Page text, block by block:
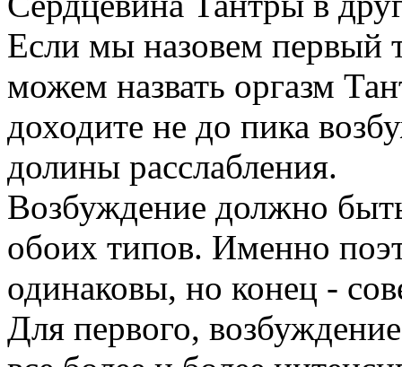
Если мы назовем первый
можем назвать оргазм
доходите не до пика
долины расслабления.
Возбуждение должно
обоих типов. Именно
одинаковы, но конец -
Для первого,